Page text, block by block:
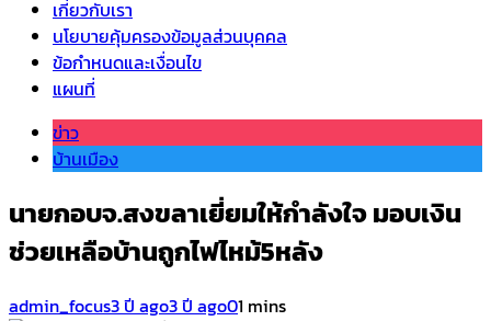
เกี่ยวกับเรา
นโยบายคุ้มครองข้อมูลส่วนบุคคล
ข้อกำหนดและเงื่อนไข
แผนที่
ข่าว
บ้านเมือง
นายกอบจ.สงขลาเยี่ยมให้กำลังใจ มอบเงิน
ช่วยเหลือบ้านถูกไฟไหม้5หลัง
admin_focus3 ปี ago3 ปี ago01 mins